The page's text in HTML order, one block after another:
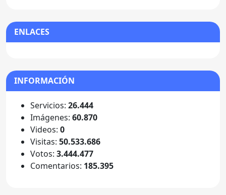
ENLACES
INFORMACIÓN
Servicios: 26.444
Imágenes: 60.870
Videos: 0
Visitas: 50.533.686
Votos: 3.444.477
Comentarios: 185.395